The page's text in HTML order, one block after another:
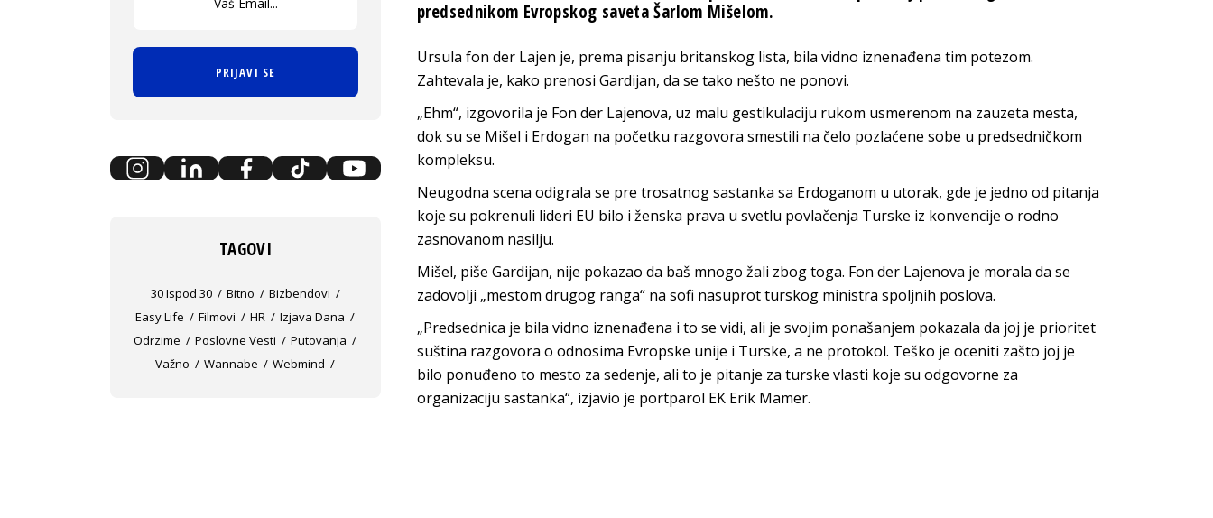
predsednikom Evropskog saveta Šarlom Mišelom.
Ursula fon der Lajen je, prema pisanju britanskog lista, bila vidno iznenađena tim potezom.
Zahtevala je, kako prenosi Gardijan, da se tako nešto ne ponovi.
„Ehm“, izgovorila je Fon der Lajenova, uz malu gestikulaciju rukom usmerenom na zauzeta mesta,
dok su se Mišel i Erdogan na početku razgovora smestili na čelo pozlaćene sobe u predsedničkom
kompleksu.
Neugodna scena odigrala se pre trosatnog sastanka sa Erdoganom u utorak, gde je jedno od pitanja
koje su pokrenuli lideri EU bilo i ženska prava u svetlu povlačenja Turske iz konvencije o rodno
zasnovanom nasilju.
Mišel, piše Gardijan, nije pokazao da baš mnogo žali zbog toga. Fon der Lajenova je morala da se
zadovolji „mestom drugog ranga“ na sofi nasuprot turskog ministra spoljnih poslova.
„Predsednica je bila vidno iznenađena i to se vidi, ali je svojim ponašanjem pokazala da joj je prioritet
suština razgovora o odnosima Evropske unije i Turske, a ne protokol. Teško je oceniti zašto joj je
bilo ponuđeno to mesto za sedenje, ali to je pitanje za turske vlasti koje su odgovorne za
organizaciju sastanka“, izjavio je portparol EK Erik Mamer.
PRIJAVI SE
TAGOVI
30 Ispod 30 Bitno
Bizbendovi
Easy Life
Filmovi HR
Izjava Dana
Odrzime
Poslovne Vesti
Putovanja
Važno
Wannabe Webmind